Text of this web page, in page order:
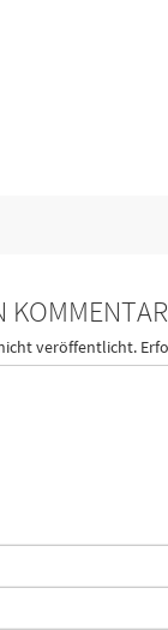
KOMMENTAR
veröffentlicht.